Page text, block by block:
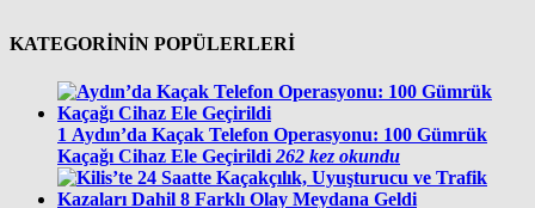
KATEGORİNİN POPÜLERLERİ
1 Aydın’da Kaçak Telefon Operasyonu: 100 Gümrük
Kaçağı Cihaz Ele Geçirildi 262 kez okundu